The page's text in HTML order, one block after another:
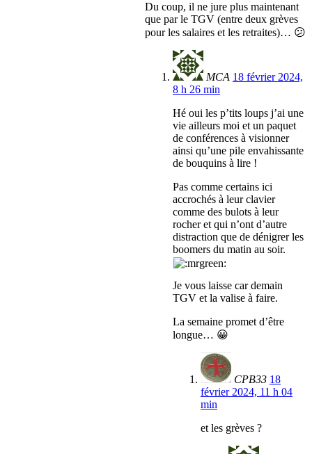
Du coup, il ne jure plus maintenant
que par le TGV (entre deux grèves
pour les salaires et les retraites)… 😕
MCA 18 février 2024,
8 h 26 min
Hé oui les p’tits loups j’ai une
vie ailleurs moi et un paquet
de conférences à visionner
ainsi qu’une pile envahissante
de bouquins à lire !
Pas comme certains ici
accrochés à leur clavier
comme des bulots à leur
rocher et qui n’ont d’autre
distraction que de dénigrer les
boomers du matin au soir.
Je vous laisse car demain
TGV et la valise à faire.
La semaine promet d’être
longue… 😀
CPB33 18
février 2024, 11 h 04
min
et les grèves ?